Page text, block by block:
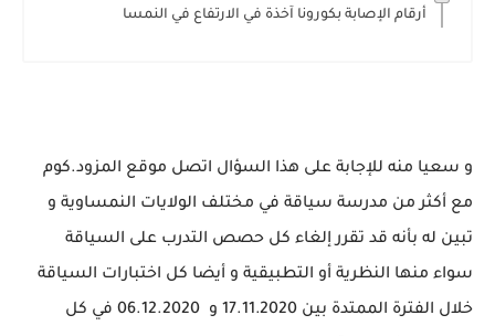
أرقام الإصابة بكورونا آخذة في الارتفاع في النمسا
و سعيا منه للإجابة على هذا السؤال اتصل موقع المزود.كوم
مع أكثر من مدرسة سياقة في مختلف الولايات النمساوية و
تبين له بأنه قد تقرر إلغاء كل حصص التدرب على السياقة
سواء منها النظرية أو التطبيقية و أيضا كل اختبارات السياقة
خلال الفترة الممتدة بين 17.11.2020 و
06.12.2020 في كل